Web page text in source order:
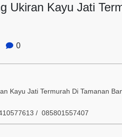
Ukiran Kayu Jati
0
Kayu Jati Termurah Di Tamanan
/ 085801557407